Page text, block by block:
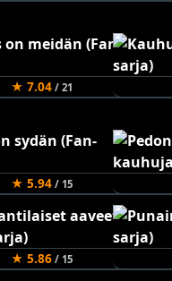
★ 7.04/ 21
★ 5.94/ 15
★ 5.86/ 15